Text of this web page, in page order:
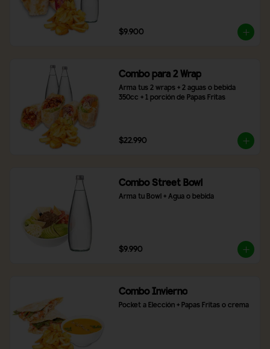
$9.900
Combo para 2 Wrap
Arma tus 2 wraps + 2 aguas o bebida
350cc + 1 porción de Papas Fritas
$22.990
Combo Street Bowl
Arma tu Bowl + Agua o bebida
$9.990
Combo Invierno
Pocket a Elección + Papas Fritas o crema